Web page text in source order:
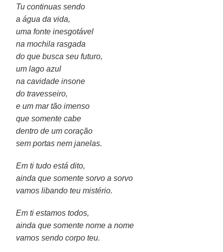
Tu continuas sendo
a água da vida,
uma fonte inesgotável
na mochila rasgada
do que busca seu futuro,
um lago azul
na cavidade insone
do travesseiro,
e um mar tão imenso
que somente cabe
dentro de um coração
sem portas nem janelas.
Em ti tudo está dito,
ainda que somente sorvo a sorvo
vamos libando teu mistério.
Em ti estamos todos,
ainda que somente nome a nome
vamos sendo corpo teu.